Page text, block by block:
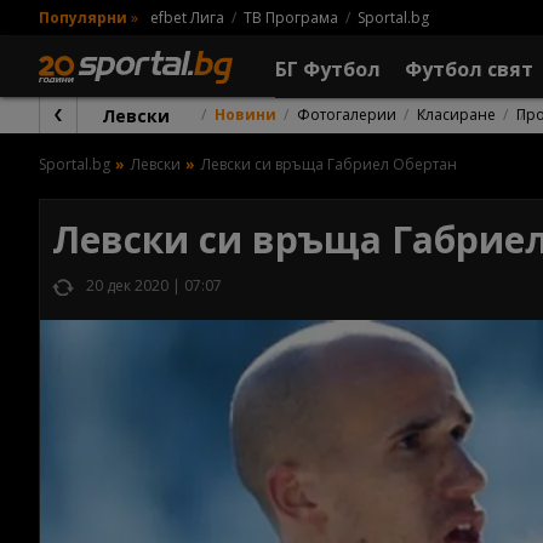
Популярни » efbet Лига ТВ Програма Sportal.bg
БГ Футбол Футбол свят
Левски Новини Фотогалерии Класиране
Sportal.bg Левски Левски си връща Габриел Обертан
Левски си връща
20 дек 2020 | 07:07